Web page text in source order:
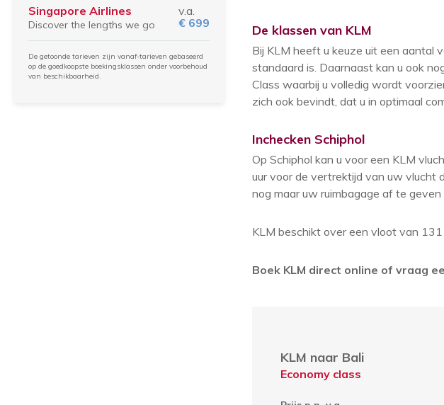
De klassen van KLM
Bij KLM heeft u keuze uit een aantal
standaard is. Daarnaast kan u ook
Class waarbij u volledig wordt
zich ook bevindt, dat u in optimaal
Inchecken Schiphol
Op Schiphol kan u voor een KLM
uur voor de vertrektijd van uw vlucht
nog maar uw ruimbagage af te
KLM beschikt over een vloot van
Boek KLM direct online of vraag
KLM naar Bali
Economy class
Singapore Airlines
Discover the lengths we go
v.a.
€ 699
De getoonde tarieven zijn vanaf-tarieven gebaseerd
op de goedkoopste boekingsklassen onder voorbehoud
van beschikbaarheid.